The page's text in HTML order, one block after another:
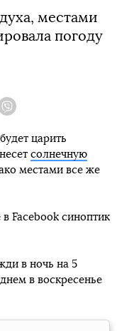
местами
погоду
царить
солнечную
местами все же
Facebook синоптик
в ночь на 5
в воскресенье